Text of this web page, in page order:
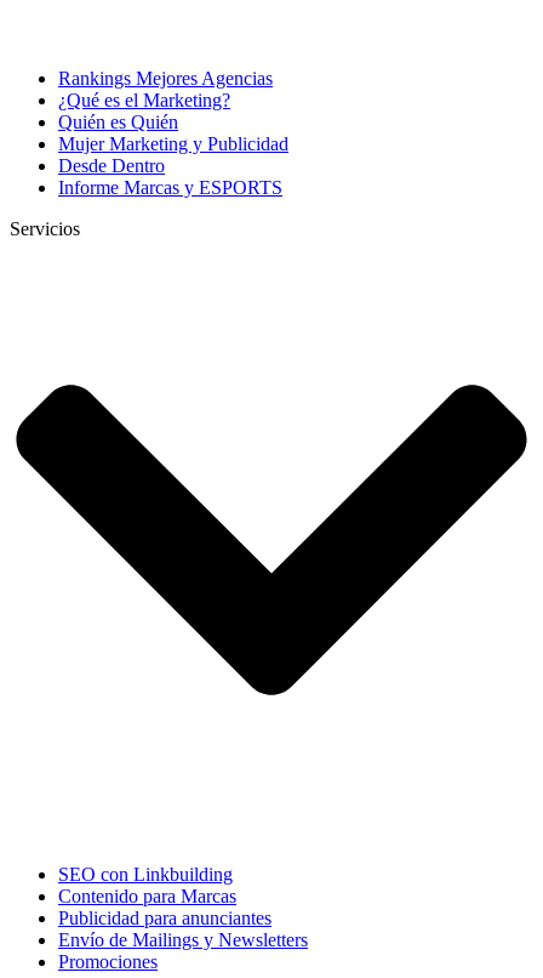
Rankings Mejores Agencias
¿Qué es el Marketing?
Quién es Quién
Mujer Marketing y Publicidad
Desde Dentro
Informe Marcas y ESPORTS
Servicios
SEO con Linkbuilding
Contenido para Marcas
Publicidad para anunciantes
Envío de Mailings y Newsletters
Promociones